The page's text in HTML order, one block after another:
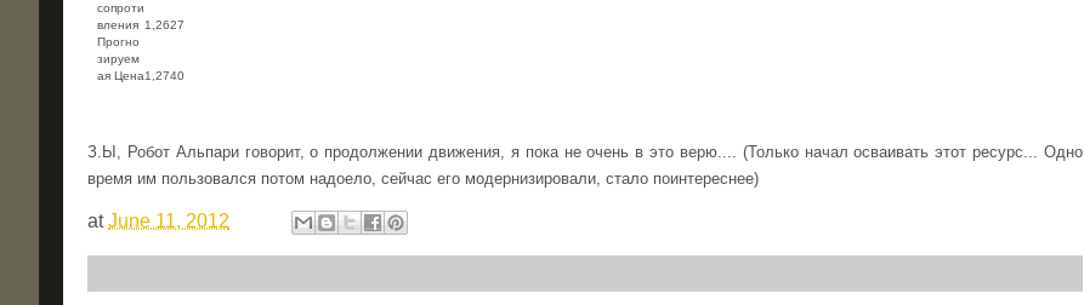
сопроти
вления 1,2627
Прогно
зируем
ая Цена1,2740
З.Ы, Робот Альпари говорит, о продолжении движения, я пока не очень в это верю.... (Только начал осваивать этот ресурс... Одно
время им пользовался потом надоело, сейчас его модернизировали, стало поинтереснее)
atJune 11, 2012